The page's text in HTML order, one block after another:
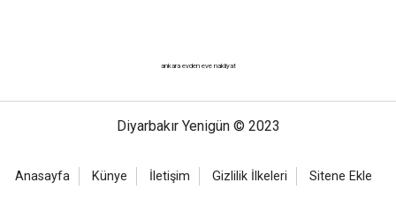
ankara evden eve nakliyat
Diyarbakır Yenigün © 2023
Anasayfa Künye İletişim Gizlilik İlkeleri Sitene Ekle